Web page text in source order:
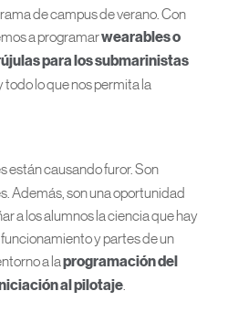
de campus de verano. Con
a programarwearables o
para los submarinistas
lo que nos permita la
están causando furor. Son
Además, son una oportunidad
a los alumnos la ciencia que hay
y partes de un
a laprogramación del
al pilotaje